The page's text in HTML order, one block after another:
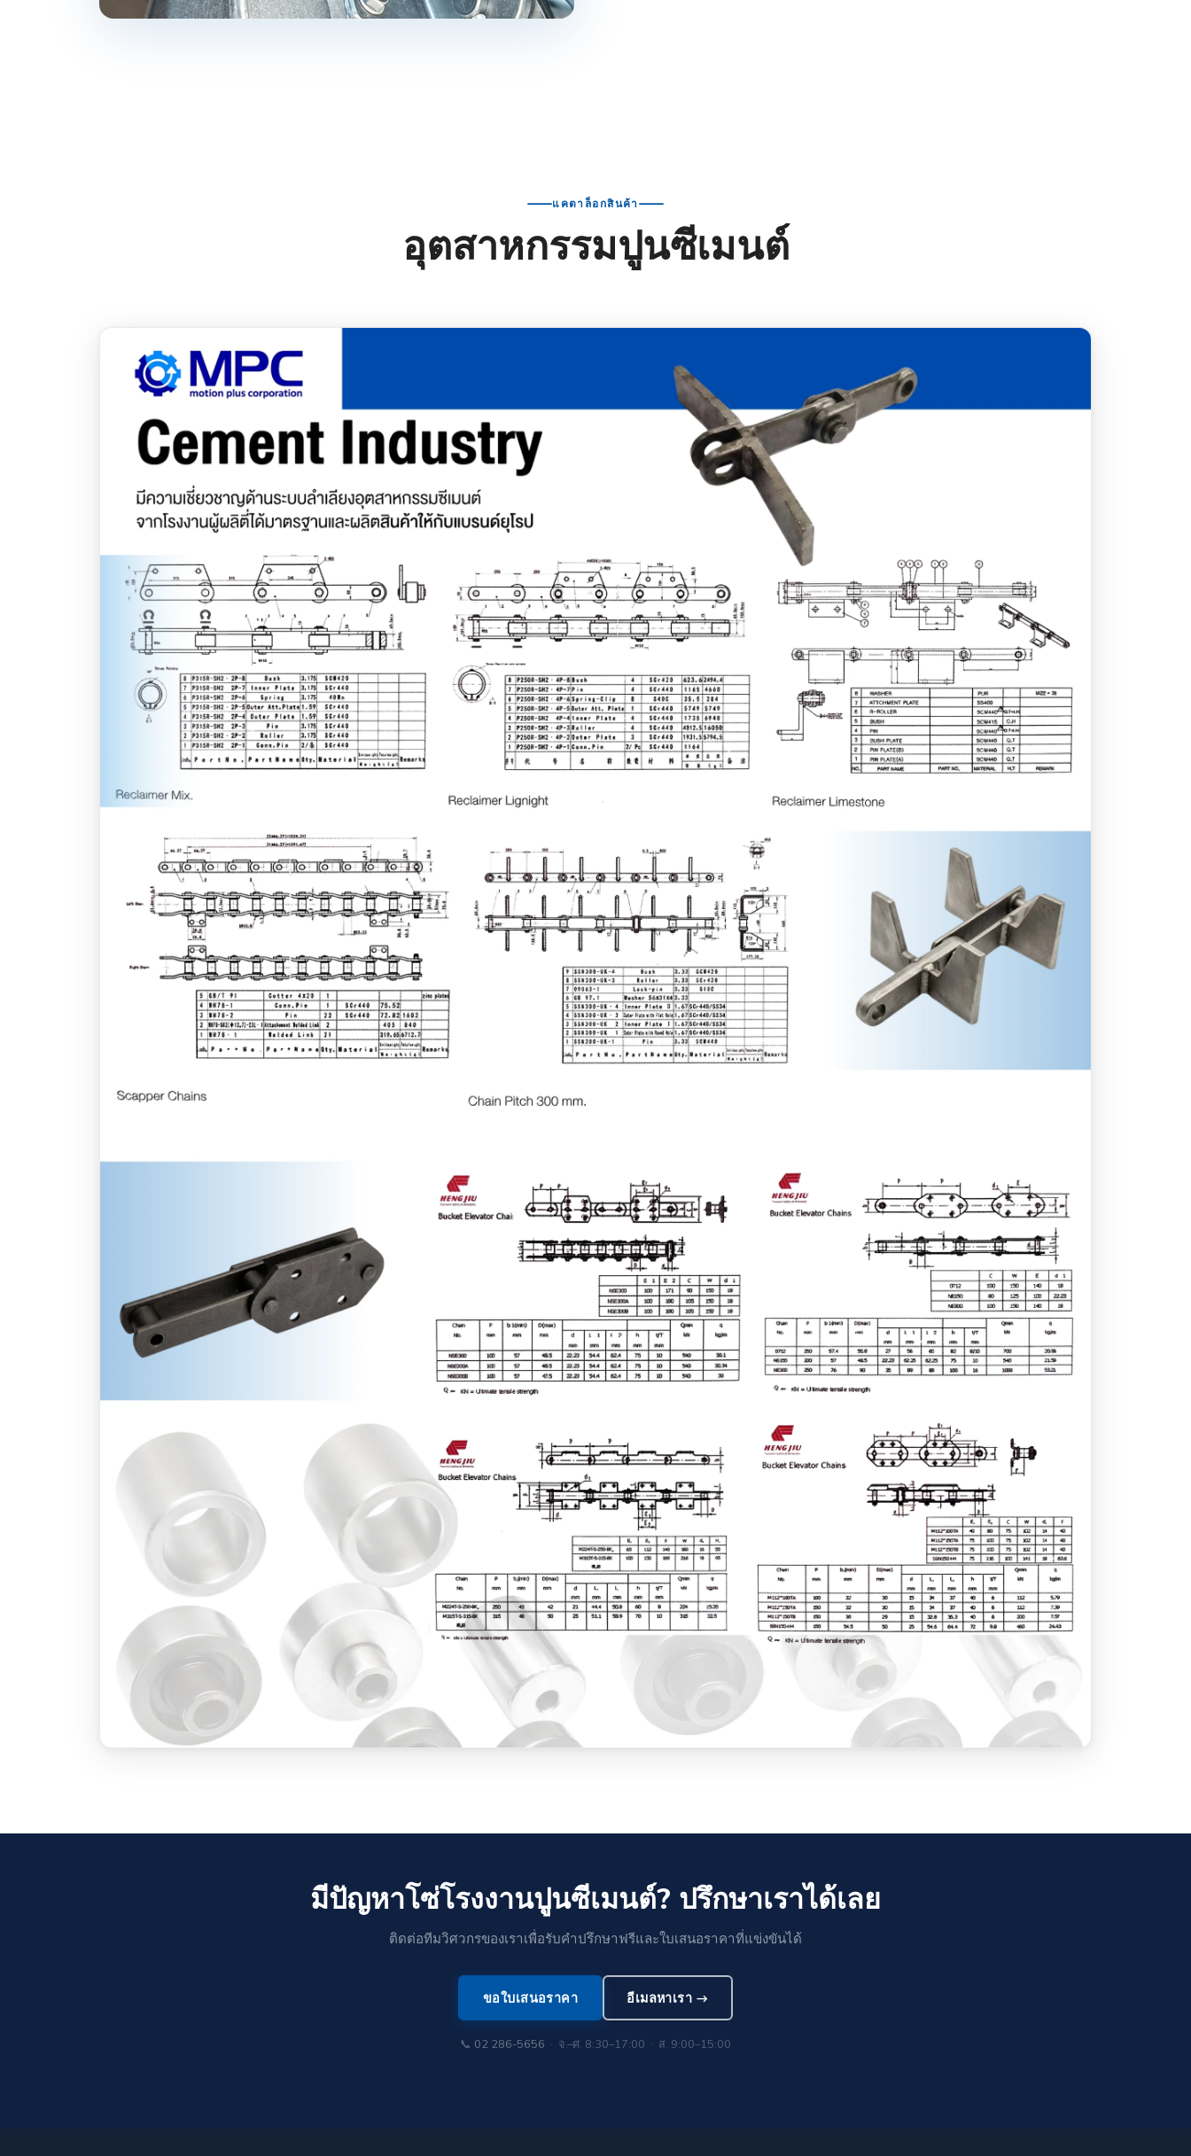
แคตาล็อกสินค้า
อุตสาหกรรมปูนซีเมนต์
มีปัญหาโซ่โรงงานปูนซีเมนต์? ปรึกษาเราได้เลย
ติดต่อทีมวิศวกรของเราเพื่อรับคำปรึกษาฟรีและใบเสนอราคาที่แข่งขันได้
ขอใบเสนอราคา อีเมลหาเรา →
📞 02 286-5656 · จ.–ศ. 8:30–17:00 · ส. 9:00–15:00